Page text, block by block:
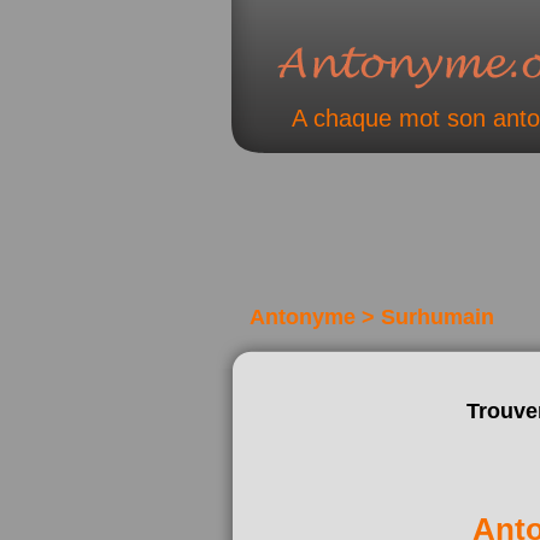
A chaque mot son
Antonyme > Surhumain